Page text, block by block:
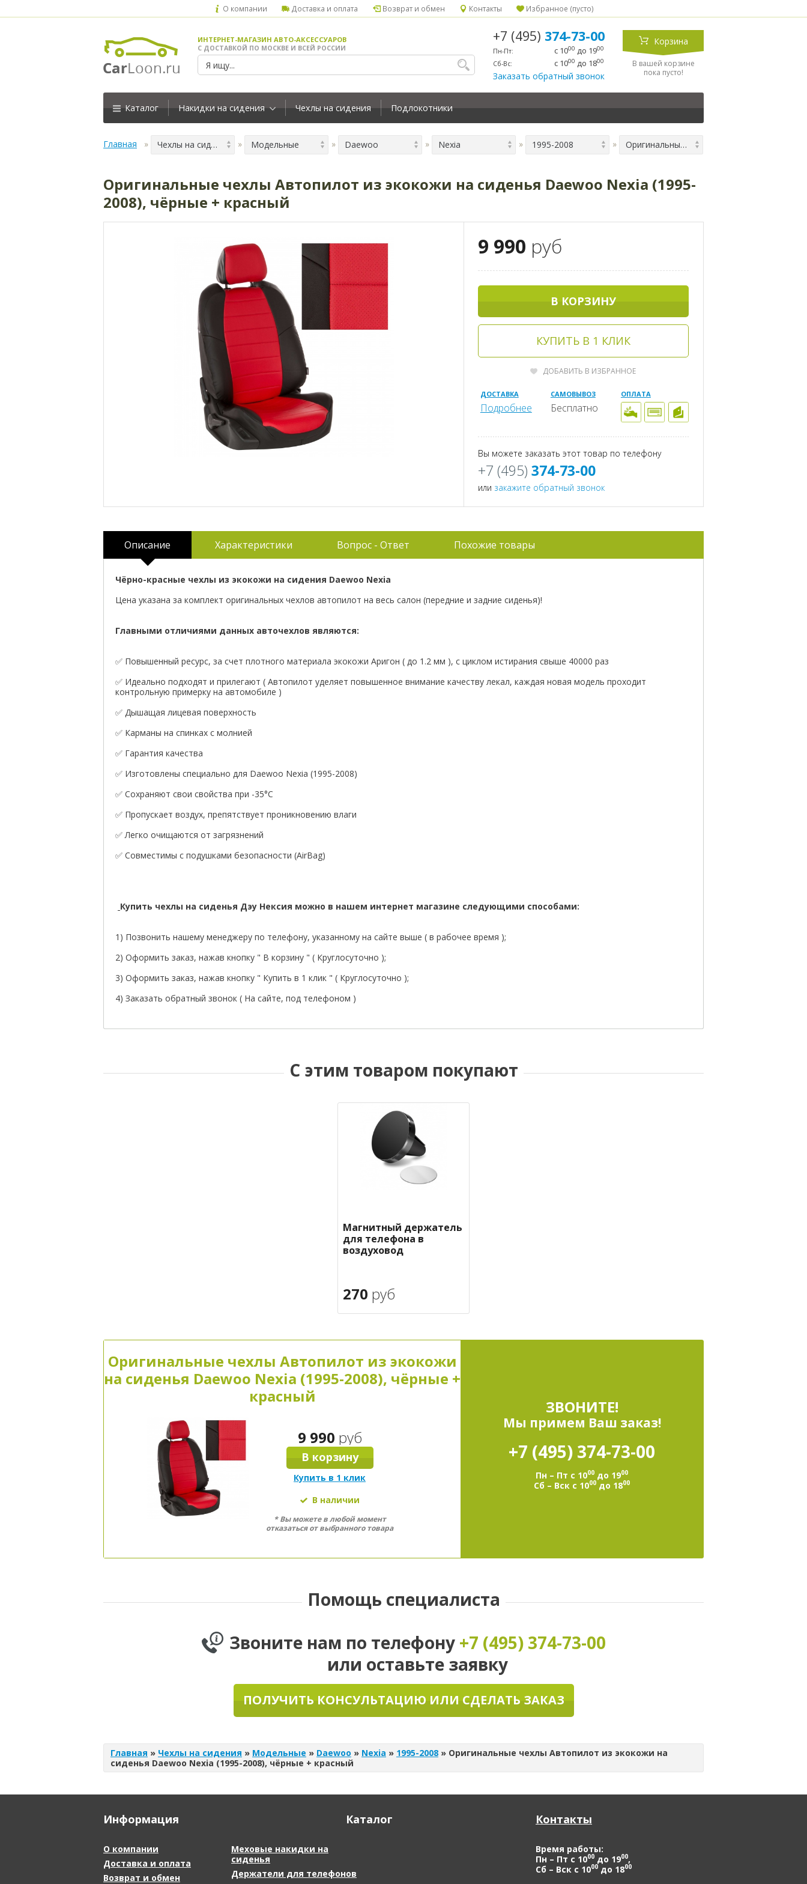
О компании Доставка и оплата Возврат и обмен Контакты Избранное (пусто)
ИНТЕРНЕТ-МАГАЗИН АВТО-АКСЕССУАРОВ
С ДОСТАВКОЙ ПО МОСКВЕ И ВСЕЙ РОССИИ
+7 (495) 374-73-00
Пн-Пт: с 1000 до 1900
Сб-Вс: с 1000 до 1800
Заказать обратный звонок
Корзина
В вашей корзине
пока пусто!
Каталог Накидки на сидения Чехлы на сидения Подлокотники
Главная Чехлы на сидения Модельные Daewoo Nexia 1995-2008 Оригинальные чехлы Автопилот из экокожи на сиденья Daewoo Nexia (1995-2008), чёрные + красный
Оригинальные чехлы Автопилот из экокожи на сиденья Daewoo Nexia (1995-
2008), чёрные + красный
9 990 руб
В КОРЗИНУ
КУПИТЬ В 1 КЛИК
ДОБАВИТЬ В ИЗБРАННОЕ
ДОСТАВКА
Подробнее
САМОВЫВОЗ
Бесплатно
ОПЛАТА
Вы можете заказать этот товар по телефону
+7 (495) 374-73-00
или закажите обратный звонок
Описание Характеристики Вопрос - Ответ Похожие товары
Чёрно-красные чехлы из экокожи на сидения Daewoo Nexia
Цена указана за комплект оригинальных чехлов автопилот на весь салон (передние и задние сиденья)!
Главными отличиями данных авточехлов являются:
✅ Повышенный ресурс, за счет плотного материала экокожи Аригон ( до 1.2 мм ), с циклом истирания свыше 40000 раз
✅ Идеально подходят и прилегают ( Автопилот уделяет повышенное внимание качеству лекал, каждая новая модель проходит
контрольную примерку на автомобиле )
✅ Дышащая лицевая поверхность
✅ Карманы на спинках с молнией
✅ Гарантия качества
✅ Изготовлены специально для Daewoo Nexia (1995-2008)
✅ Сохраняют свои свойства при -35°С
✅ Пропускает воздух, препятствует проникновению влаги
✅ Легко очищаются от загрязнений
✅ Совместимы с подушками безопасности (AirBag)
Купить чехлы на сиденья Дэу Нексия можно в нашем интернет магазине следующими способами:
1) Позвонить нашему менеджеру по телефону, указанному на сайте выше ( в рабочее время );
2) Оформить заказ, нажав кнопку " В корзину " ( Круглосуточно );
3) Оформить заказ, нажав кнопку " Купить в 1 клик " ( Круглосуточно );
4) Заказать обратный звонок ( На сайте, под телефоном )
С этим товаром покупают
Магнитный держатель
для телефона в
воздуховод
270 руб
В корзину
Оригинальные чехлы Автопилот из экокожи
на сиденья Daewoo Nexia (1995-2008), чёрные +
красный
9 990 руб
В корзину
Купить в 1 клик
В наличии
* Вы можете в любой момент
отказаться от выбранного товара
ЗВОНИТЕ!
Мы примем Ваш заказ!
+7 (495) 374-73-00
Пн – Пт с 1000 до 1900
Сб – Вск с 1000 до 1800
Помощь специалиста
Звоните нам по телефону +7 (495) 374-73-00
или оставьте заявку
ПОЛУЧИТЬ КОНСУЛЬТАЦИЮ ИЛИ СДЕЛАТЬ ЗАКАЗ
Главная » Чехлы на сидения » Модельные » Daewoo » Nexia » 1995-2008 » Оригинальные чехлы Автопилот из экокожи на
сиденья Daewoo Nexia (1995-2008), чёрные + красный
Информация
О компании
Доставка и оплата
Возврат и обмен
Каталог
Меховые накидки на
сиденья
Держатели для телефонов
Контакты
Время работы:
Пн – Пт с 1000 до 1900,
Сб – Вск с 1000 до 1800